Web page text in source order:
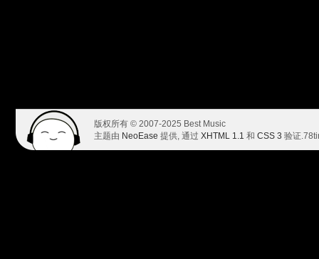
版权所有 © 2007-2025 Best Music
主题由 NeoEase 提供, 通过 XHTML 1.1 和 CSS 3 验证.